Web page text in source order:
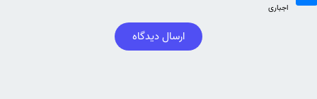
اجباری
ارسال دیدگاه